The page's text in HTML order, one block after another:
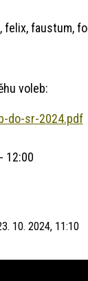
felix, faustum,
voleb:
do-sr-2024.pdf
12:00
10. 2024, 11:10